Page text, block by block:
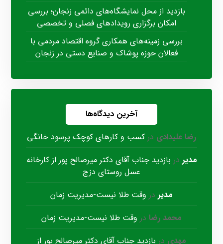
بازدید از محل نمایشگاه‌های دائمی زنجان؛ بررسی
امکان برگزاری رویدادهای فصلی و تخصصی
بررسی زمینه‌های همکاری گروه اقتصاد مردمی با
فعالان حوزه پوشاک و صنایع دستی در زنجان
آخرین دیدگاه‌ها
رضا علیدادی در کسب و کارهای کوچک پرسود خانگی
مدیر در بازدید جناب آقای دکتر میرصالح پور از کارخانه
عسل روستای دزج
مدیر در وقت طلا نیست-مدیریت زمان
محمد رضا در وقت طلا نیست-مدیریت زمان
مهدی در بازدید جناب آقای دکتر میرصالح پور از